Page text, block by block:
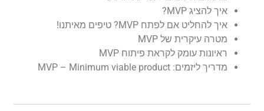
איך להציג MVP?
איך להחליט אם לפתח MVP? טיפים מאיתנו!
מטרה עיקרית של MVP
ראיונות עומק לקראת פיתוח MVP
מדריך ליזמים: MVP – Minimum viable product